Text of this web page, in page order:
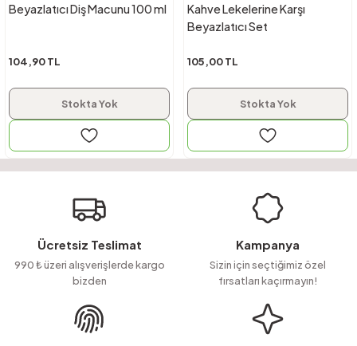
Beyazlatıcı Diş Macunu 100 ml
104,90 TL
Stokta Yok
Kahve Lekelerine Karşı
Beyazlatıcı Set
105,00 TL
Stokta Yok
Ücretsiz Teslimat
990 ₺ üzeri alışverişlerde kargo
bizden
Kampanya
Sizin için seçtiğimiz özel
fırsatları kaçırmayın!